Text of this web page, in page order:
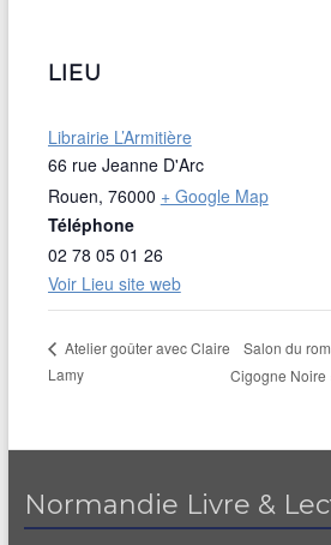
LIEU
Librairie L’Armitière
66 rue Jeanne D'Arc
Rouen, 76000 + Google Map
Téléphone
02 78 05 01 26
Voir Lieu site web
Atelier goûter avec Claire
Lamy
Salon du
Cigogne Noire
Normandie Livre &